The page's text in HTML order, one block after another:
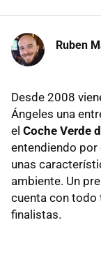
Ruben
Desde 2008
Ángeles una
el Coche Verde
entendiendo por
unas
ambiente. Un
cuenta con todo
finalistas.